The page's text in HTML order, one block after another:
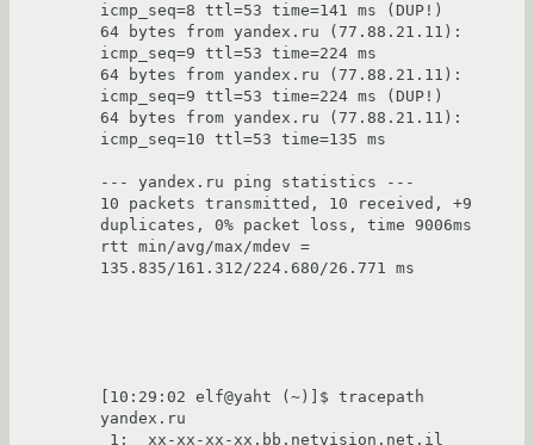
icmp_seq=8 ttl=53 time=141 ms (DUP!)
64 bytes from yandex.ru (77.88.21.11):
icmp_seq=9 ttl=53 time=224 ms
64 bytes from yandex.ru (77.88.21.11):
icmp_seq=9 ttl=53 time=224 ms (DUP!)
64 bytes from yandex.ru (77.88.21.11):
icmp_seq=10 ttl=53 time=135 ms
--- yandex.ru ping statistics ---
10 packets transmitted, 10 received, +9
duplicates, 0% packet loss, time 9006ms
rtt min/avg/max/mdev =
135.835/161.312/224.680/26.771 ms
[10:29:02 elf@yaht (~)]$ tracepath
yandex.ru